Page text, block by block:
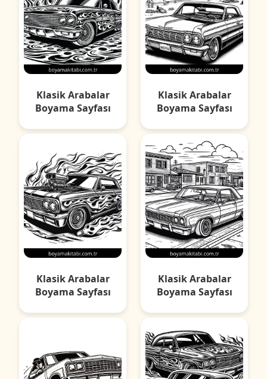
Klasik Arabalar
Boyama Sayfası
Klasik Arabalar
Boyama Sayfası
Klasik Arabalar
Boyama Sayfası
Klasik Arabalar
Boyama Sayfası